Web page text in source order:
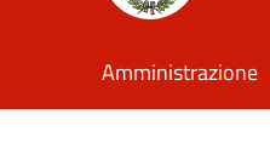
Amministrazione